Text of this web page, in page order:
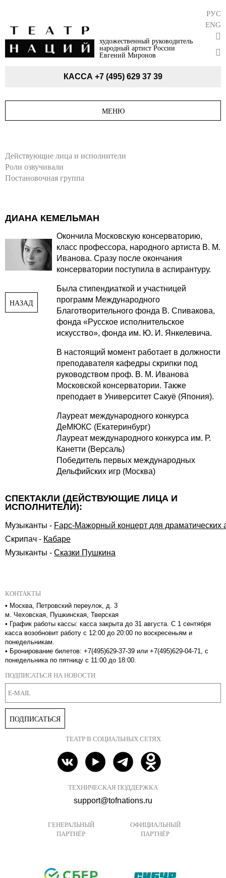
художественный руководитель
народный артист России
Евгений Миронов
РУС
ENG
КАССА +7 (495) 629 37 39
МЕНЮ
Действующие лица и исполнители
Роли озвучивали
Постановочная группа
ДИАНА КЕМЕЛЬМАН
НАЗАД
Окончила Московскую консерваторию,
класс профессора, народного артиста В. М.
Иванова. Сразу после окончания
консерватории поступила в аспирантуру.
Была стипендиаткой и участницей
программ Международного
Благотворительного фонда В. Спивакова,
фонда «Русское исполнительское
искусство», фонда им. Ю. И. Янкелевича.
В настоящий момент работает в должности
преподавателя кафедры скрипки под
руководством проф. В. М. Иванова
Московской консерватории. Также
преподает в Университет Сакуё (Япония).
Лауреат международного конкурса
ДеМЮКС (Екатеринбург)
Лауреат международного конкурса им. Р.
Канетти (Версаль)
Победитель первых международных
Дельфийских игр (Москва)
СПЕКТАКЛИ (ДЕЙСТВУЮЩИЕ ЛИЦА И
ИСПОЛНИТЕЛИ):
Музыканты - Fарс-Мажорный концерт для драматических
Скрипач - Кабаре
Музыканты - Сказки Пушкина
КОНТАКТЫ
• Москва, Петровский переулок, д. 3
м. Чеховская, Пушкинская, Тверская
• График работы кассы: касса закрыта до 31 августа. С 1 сентября
касса возобновит работу с 12:00 до 20:00 по воскресеньям и
понедельникам.
• Бронирование билетов: +7(495)629-37-39 или +7(495)629-04-71, с
понедельника по пятницу с 11:00 до 18:00.
ПОДПИСАТЬСЯ НА НОВОСТИ
ПОДПИСАТЬСЯ
ТЕАТР В СОЦИАЛЬНЫХ СЕТЯХ
ТЕХНИЧЕСКАЯ ПОДДЕРЖКА
support@tofnations.ru
ГЕНЕРАЛЬНЫЙ
ПАРТНЁР
ОФИЦИАЛЬНЫЙ
ПАРТНЁР